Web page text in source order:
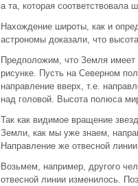
а та, которая соответствовала
Нахождение широты, как и
астрономы доказали, что
Предположим, что Земля имеет
рисунке. Пусть на Северном
направление вверх, т.е.
над головой. Высота полюса
Так как видимое вращение
Земли, как мы уже знаем,
Направление же отвесной
Возьмем, например, другого
отвесной линии изменилось.